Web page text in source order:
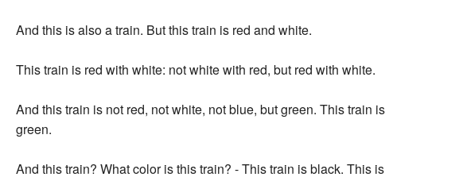
And this is also a train. But this train is red and white.
This train is red with white: not white with red, but red with white.
And this train is not red, not white, not blue, but green. This train is
green.
And this train? What color is this train? - This train is black. This is